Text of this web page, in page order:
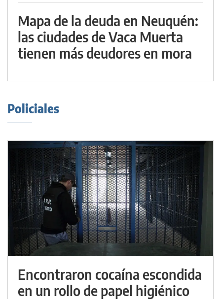
Mapa de la deuda en Neuquén:
las ciudades de Vaca Muerta
tienen más deudores en mora
Policiales
Encontraron cocaína escondida
en un rollo de papel higiénico